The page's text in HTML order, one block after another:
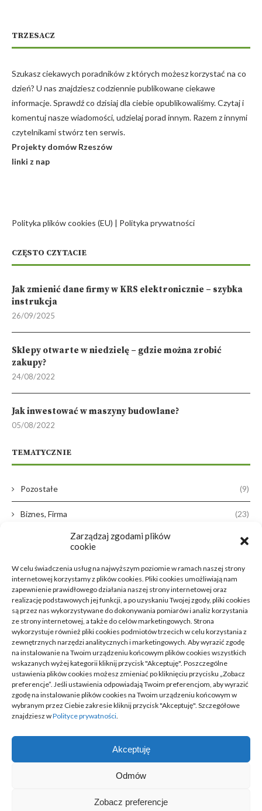
Zarządzaj zgodami plików
cookie
W celu świadczenia usług na najwyższym poziomie w ramach naszej strony
internetowej korzystamy z plików cookies. Pliki cookies umożliwiają nam
zapewnienie prawidłowego działania naszej strony internetowej oraz
realizację podstawowych jej funkcji, a po uzyskaniu Twojej zgody, pliki cookies
są przez nas wykorzystywane do dokonywania pomiarów i analiz korzystania
ze strony internetowej, a także do celów marketingowych. Strona
wykorzystuje również pliki cookies podmiotów trzecich w celu korzystania z
zewnętrznych narzędzi analitycznych i marketingowych. Aby wyrazić zgodę
na instalowanie na Twoim urządzeniu końcowym plików cookies wszystkich
wskazanych wyżej kategorii kliknij przycisk "Akceptuję". Poszczególne
ustawienia plików cookies możesz zmieniać po kliknięciu przycisku „Zobacz
preferencje”. Jeśli ustawienia odpowiadają Twoim preferencjom, aby wyrazić
zgodę na instalowanie plików cookies na Twoim urządzeniu końcowym w
wybranym przez Ciebie zakresie kliknij przycisk "Akceptuję". Szczegółowe
znajdziesz wPolityce prywatności.
Akceptuję
Odmów
Zobacz preferencje
TRZESACZ
Szukasz ciekawych poradników z których możesz korzystać na co
dzień? U nas znajdziesz codziennie publikowane ciekawe
informacje. Sprawdź co dzisiaj dla ciebie opublikowaliśmy. Czytaj i
komentuj nasze wiadomości, udzielaj porad innym. Razem z innymi
czytelnikami stwórz ten serwis.
Projekty domów Rzeszów
linki z nap
Polityka plików cookies (EU) | Polityka prywatności
CZĘSTO CZYTACIE
Jak zmienić dane firmy w KRS elektronicznie – szybka
instrukcja
26/09/2025
Sklepy otwarte w niedzielę – gdzie można zrobić
zakupy?
24/08/2022
Jak inwestować w maszyny budowlane?
05/08/2022
TEMATYCZNIE
Pozostałe (9)
Biznes, Firma (23)
(38)
Zdrowie, Medycyna
Moda, Lifestyle
Motoryzacja (31)
Rozrywka, Edukacja (26)
Usługi
Technologie (23)
Sport, Turystyka
(52)
@ Trzesacz. Wszelkie prawa zastrzeżone